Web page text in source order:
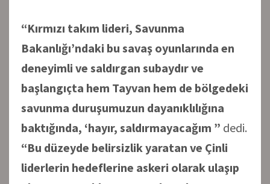
“Kırmızı takım lideri, Savunma
Bakanlığı’ndaki bu savaş oyunlarında en
deneyimli ve saldırgan subaydır ve
başlangıçta hem Tayvan hem de bölgedeki
savunma duruşumuzun dayanıklılığına
baktığında, ‘hayır, saldırmayacağım ” dedi.
“Bu düzeyde belirsizlik yaratan ve Çinli
liderlerin hedeflerine askeri olarak ulaşıp